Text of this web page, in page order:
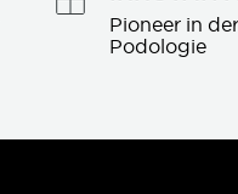
Pioneer in
Podologie